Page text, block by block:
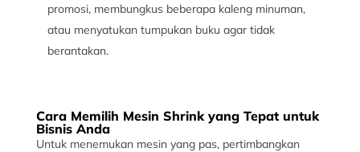
promosi, membungkus beberapa kaleng minuman,
atau menyatukan tumpukan buku agar tidak
berantakan.
Cara Memilih Mesin Shrink yang Tepat untuk
Bisnis Anda
Untuk menemukan mesin yang pas, pertimbangkan